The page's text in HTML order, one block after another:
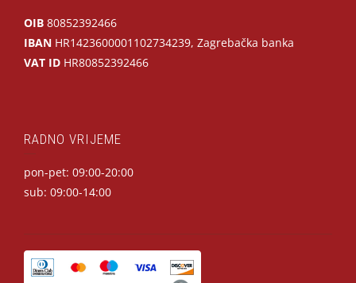
OIB 80852392466
IBAN HR1423600001102734239, Zagrebačka banka
VAT ID HR80852392466
RADNO VRIJEME
pon-pet: 09:00-20:00
sub: 09:00-14:00